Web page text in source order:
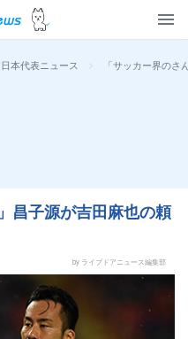
日本代表ニュース > 「サッカー界の
昌子源が吉田麻也の頼
by ライブドアニュース編集部